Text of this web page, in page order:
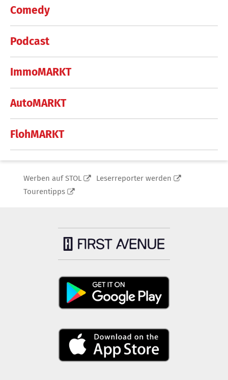
Comedy
Podcast
ImmoMARKT
AutoMARKT
FlohMARKT
Werben auf STOL
Leserreporter werden
Tourentipps